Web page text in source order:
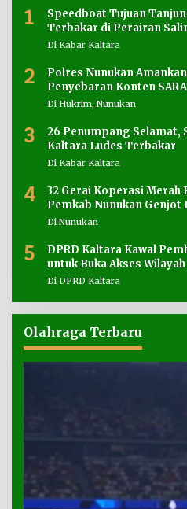
1
Speedboat Tujuan
Terbakar di Perairan
Di Kabar Kaltara
2
Polres Nunukan
Penyebaran Konten SARA
Di Hukrim, Nunukan
3
26 Penumpang Selamat,
Kaltara Ludes Terbakar
Di Kabar Kaltara
4
32 Gerai Koperasi Merah
Pemkab Nunukan Genjot
Di Nunukan
5
DPRD Kaltara Kawal
untuk Buka Akses
Di DPRD Kaltara
Olahraga Terbaru